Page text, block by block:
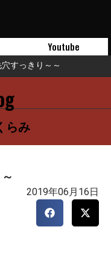
Youtube
すっきり～～
らみ
2019年06月16日